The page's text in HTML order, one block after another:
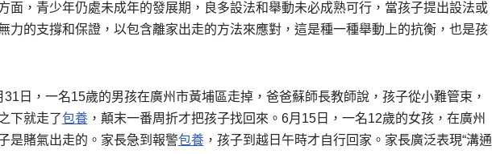
面，青少年仍處未成年的發展期，良多設法和舉動未必成熟可行，當孩子提出設法或
力的支撐和保證，以包含離家出走的方法來應對，這是種一種舉動上的抗衡，也是孩
日，一名15歲的男孩在廣州市黃埔區走掉，爸爸蘇師長教師說，孩子從小難管束，
下就走了包養，顛末一番周折才把孩子找回來。6月15日，一名12歲的女孩，在廣州
是賭氣出走的。家長急到報警包養，孩子到越日午時才自行回家。家長廣泛表現“溝通